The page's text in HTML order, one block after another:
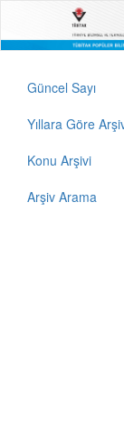
Güncel Sayı
Yıllara Göre
Konu Arşivi
Arşiv Arama